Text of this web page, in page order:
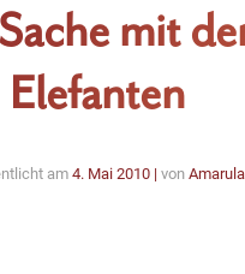
mit
Elefanten
am 4. Mai 2010 | von Amarula